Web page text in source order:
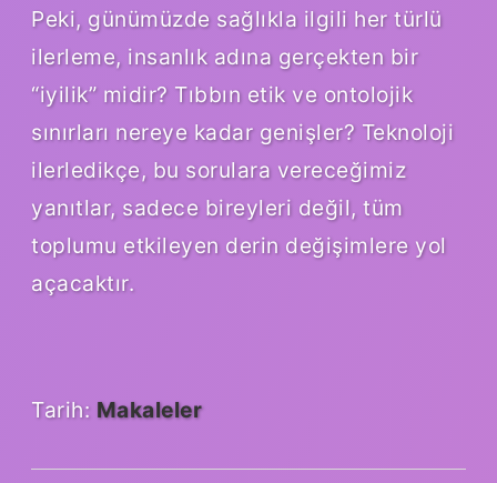
Peki, günümüzde sağlıkla ilgili her türlü
ilerleme, insanlık adına gerçekten bir
“iyilik” midir? Tıbbın etik ve ontolojik
sınırları nereye kadar genişler? Teknoloji
ilerledikçe, bu sorulara vereceğimiz
yanıtlar, sadece bireyleri değil, tüm
toplumu etkileyen derin değişimlere yol
açacaktır.
Tarih: Makaleler